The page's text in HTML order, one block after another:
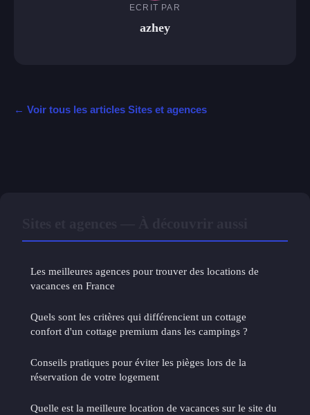
ECRIT PAR
azhey
← Voir tous les articles Sites et agences
Les meilleures agences pour trouver des locations de
vacances en France
Quels sont les critères qui différencient un cottage
confort d'un cottage premium dans les campings ?
Conseils pratiques pour éviter les pièges lors de la
réservation de votre logement
Quelle est la meilleure location de vacances sur le site du